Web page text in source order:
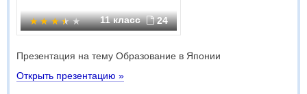
11 класс 24
Презентация на тему Образование в Японии
Открыть презентацию »